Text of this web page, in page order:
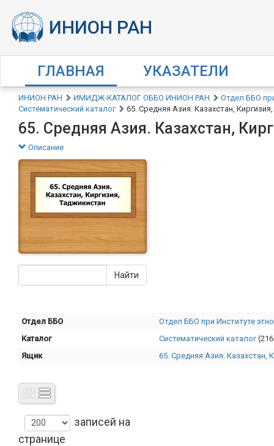
ГЛАВНАЯ УКАЗАТЕЛИ
ИНИОН РАН ИМИДЖ-КАТАЛОГ ОББО ИНИОН РАН
Отдел ББО
Систематический каталог
65. Средняя Азия. Казахстан,
65. Средняя Азия. Казахстан,
Описание
Отдел ББО
Отдел ББО при Институте
Каталог
Систематический каталог
Ящик
65. Средняя Азия. Казахстан,
записей на
странице